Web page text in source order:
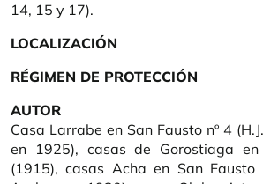
14, 15 y 17).
LOCALIZACIÓN
RÉGIMEN DE PROTECCIÓN
AUTOR
Casa Larrabe en San Fausto nº 4
en 1925), casas de Gorostiaga
(1915), casas Acha en San Fausto